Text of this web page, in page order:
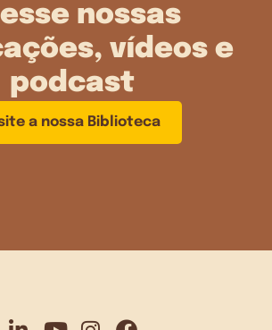
nossas
vídeos e
podcast
a nossa Biblioteca